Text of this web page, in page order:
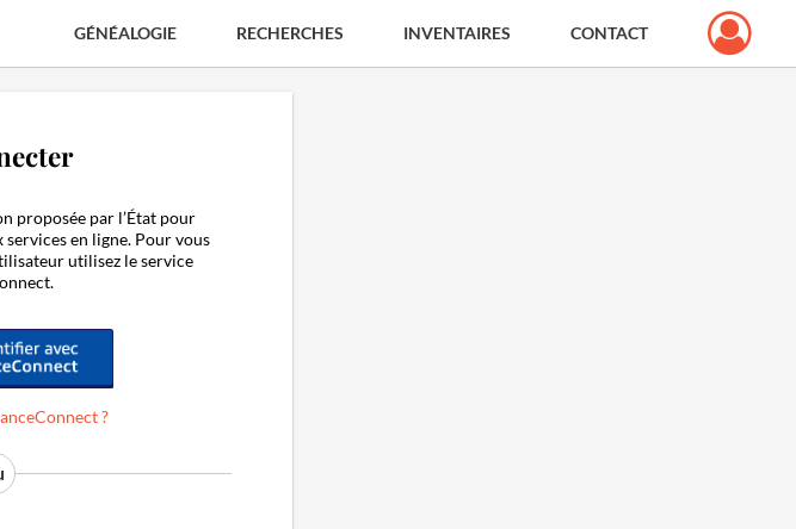
GÉNÉALOGIE RECHERCHES INVENTAIRES CONTACT
proposée par l’État pour
en ligne. Pour vous
utilisez le service
avec FranceConnect
?